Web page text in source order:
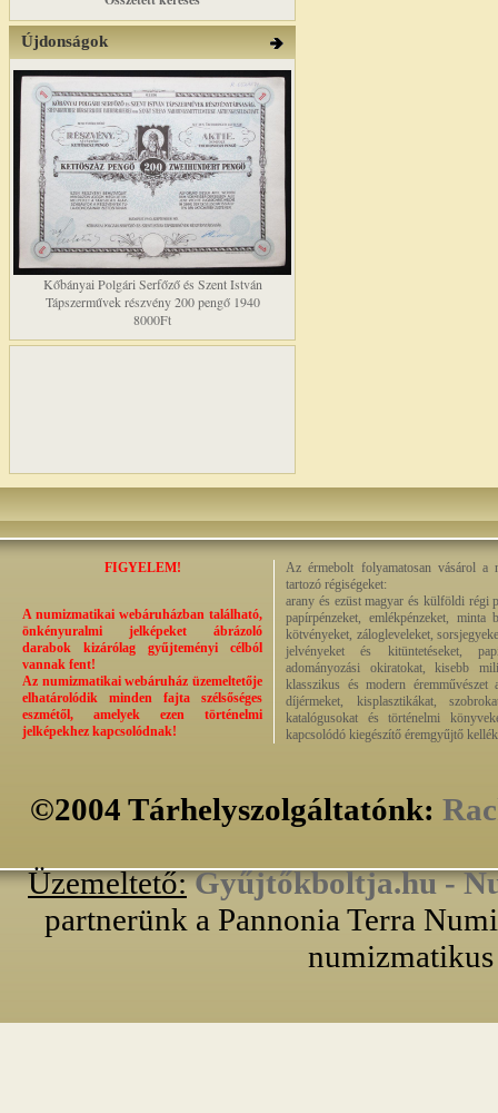
Újdonságok
Kőbányai Polgári Serfőző és Szent István
Tápszerművek részvény 200 pengő 1940
8000Ft
FIGYELEM!
A numizmatikai webáruházban található,
önkényuralmi jelképeket ábrázoló
darabok kizárólag gyűjteményi célból
vannak fent!
Az numizmatikai webáruház üzemeltetője
elhatárolódik minden fajta szélsőséges
eszmétől, amelyek ezen történelmi
jelképekhez kapcsolódnak!
Az érmebolt folyamatosan vásárol a
tartozó régiségeket:
arany és ezüst magyar és külföldi régi
papírpénzeket, emlékpénzeket, minta
kötvényeket, zálogleveleket,
jelvényeket és kitüntetéseket,
adományozási okiratokat, kisebb
klasszikus és modern éremművészet
díjérmeket, kisplasztikákat,
katalógusokat és történelmi
kapcsolódó kiegészítő éremgyűjtő
©2004 Tárhelyszolgáltatónk:
Üzemeltető: Gyűjtőkboltja.hu -
partnerünk a Pannonia Terra
numizmatikus